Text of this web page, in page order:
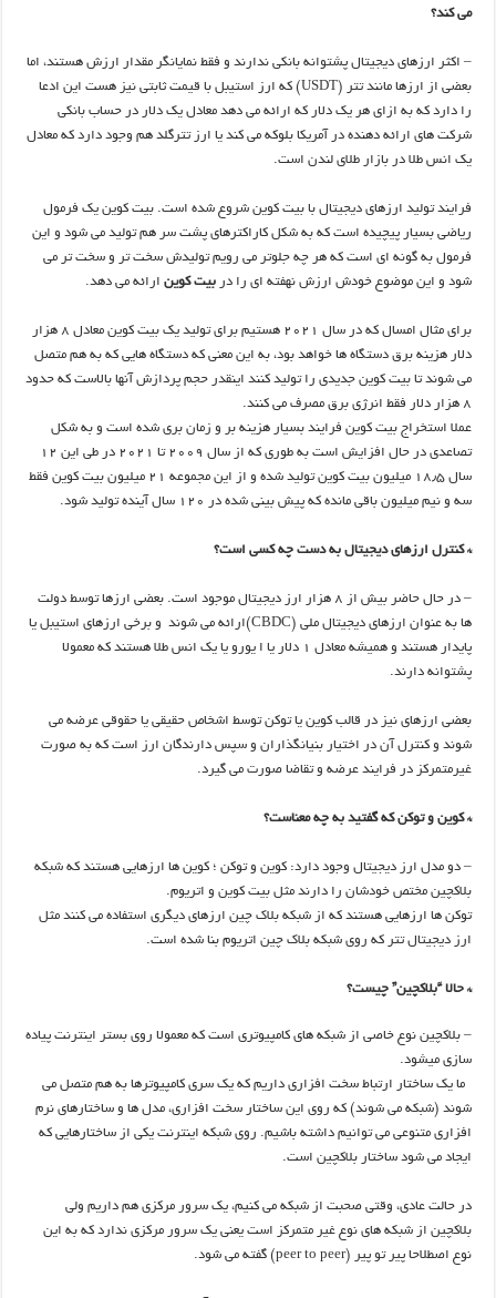
می کند؟
– اکثر ارزهای دیجیتال پشتوانه بانکی ندارند و فقط نمایانگر مقدار ارزش هستند، اما
بعضی از ارزها مانند تتر (USDT) که ارز استیبل با قیمت ثابتی نیز هست این ادعا
را دارد که به ازای هر یک دلار که ارائه می دهد معادل یک دلار در حساب بانکی
شرکت های ارائه دهنده در آمریکا بلوکه می کند یا ارز تترگلد هم وجود دارد که معادل
یک انس طلا در بازار طلای لندن است.
فرایند تولید ارزهای دیجیتال با بیت کوین شروع شده است. بیت کوین یک فرمول
ریاضی بسیار پیچیده است که به شکل کاراکترهای پشت سر هم تولید می شود و این
فرمول به گونه ای است که هر چه جلوتر می رویم تولیدش سخت تر و سخت تر می
شود و این موضوع خودش ارزش نهفته ای را دربیت کوین ارائه می دهد.
برای مثال امسال که در سال ۲۰۲۱ هستیم برای تولید یک بیت کوین معادل ۸ هزار
دلار هزینه برق دستگاه ها خواهد بود، به این معنی که دستگاه هایی که به هم متصل
می شوند تا بیت کوین جدیدی را تولید کنند اینقدر حجم پردازش آنها بالاست که حدود
۸ هزار دلار فقط انرژی برق مصرف می کنند.
عملا استخراج بیت کوین فرایند بسیار هزینه بر و زمان بری شده است و به شکل
تصاعدی در حال افزایش است به طوری که از سال ۲۰۰۹ تا ۲۰۲۱ در طی این ۱۲
سال ۱۸٫۵ میلیون بیت کوین تولید شده و از این مجموعه ۲۱ میلیون بیت کوین فقط
سه و نیم میلیون باقی مانده که پیش بینی شده در ۱۲۰ سال آینده تولید شود.
* کنترل ارزهای دیجیتال به دست چه کسی است؟
– در حال حاضر بیش از ۸ هزار ارز دیجیتال موجود است. بعضی ارزها توسط دولت
ها به عنوان ارزهای دیجیتال ملی (CBDC)ارائه می شوند و برخی ارزهای استیبل یا
پایدار هستند و همیشه معادل ۱ دلار یا ا یورو یا یک انس طلا هستند که معمولا
پشتوانه دارند.
بعضی ارزهای نیز در قالب کوین یا توکن توسط اشخاص حقیقی یا حقوقی عرضه می
شوند و کنترل آن در اختیار بنیانگذاران و سپس دارندگان ارز است که به صورت
غیرمتمرکز در فرایند عرضه و تقاضا صورت می گیرد.
* کوین و توکن که گفتید به چه معناست؟
– دو مدل ارز دیجیتال وجود دارد: کوین و توکن ؛ کوین ها ارزهایی هستند که شبکه
بلاکچین مختص خودشان را دارند مثل بیت کوین و اتریوم.
توکن ها ارزهایی هستند که از شبکه بلاک چین ارزهای دیگری استفاده می کنند مثل
ارز دیجیتال تتر که روی شبکه بلاک چین اتریوم بنا شده است.
* حالا “بلاکچین” چیست؟
– بلاکچین نوع خاصی از شبکه های کامپیوتری است که معمولا روی بستر اینترنت پیاده
سازی میشود.
ما یک ساختار ارتباط سخت افزاری داریم که یک سری کامپیوترها به هم متصل می
شوند (شبکه می شوند) که روی این ساختار سخت افزاری، مدل ها و ساختارهای نرم
افزاری متنوعی می توانیم داشته باشیم. روی شبکه اینترنت یکی از ساختارهایی که
ایجاد می شود ساختار بلاکچین است.
در حالت عادی، وقتی صحبت از شبکه می کنیم، یک سرور مرکزی هم داریم ولی
بلاکچین از شبکه های نوع غیر متمرکز است یعنی یک سرور مرکزی ندارد که به این
نوع اصطلاحا پیر تو پیر (peer to peer) گفته می شود.